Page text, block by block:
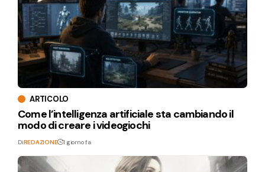
ARTICOLO
Come l’intelligenza artificiale sta cambiando il
modo di creare i videogiochi
DiREDAZIONE 1 giorno fa